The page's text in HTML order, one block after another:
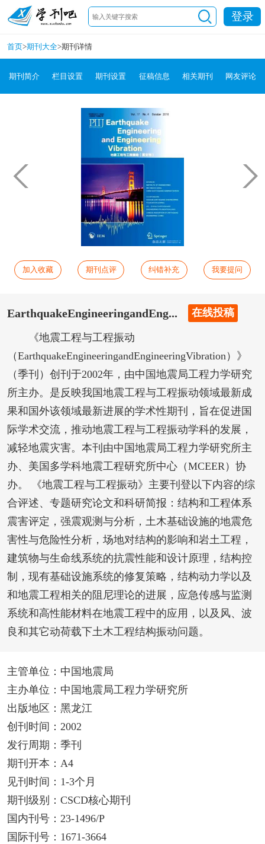
登录
首页>期刊大全>期刊详情
期刊简介 栏目设置 期刊设置 征稿信息 相关期刊 网友评论
加入收藏 期刊点评 纠错补充 我要提问
EarthquakeEngineeringandEng... 在线投稿
《地震工程与工程振动
（EarthquakeEngineeringandEngineeringVibration）》
（季刊）创刊于2002年，由中国地震局工程力学研究
所主办。是反映我国地震工程与工程振动领域最新成
果和国外该领域最新进展的学术性期刊，旨在促进国
际学术交流，推动地震工程与工程振动学科的发展，
减轻地震灾害。本刊由中国地震局工程力学研究所主
办、美国多学科地震工程研究所中心（MCEER）协
办。 《地震工程与工程振动》主要刊登以下内容的综
合评述、专题研究论文和科研简报：结构和工程体系
震害评定，强震观测与分析，土木基础设施的地震危
害性与危险性分析，场地对结构的影响和岩土工程，
建筑物与生命线系统的抗震性能和设计原理，结构控
制，现有基础设施系统的修复策略，结构动力学以及
和地震工程相关的阻尼理论的进展，应急传感与监测
系统和高性能材料在地震工程中的应用，以及风、波
良和其它动荷载下土木工程结构振动问题。
主管单位：中国地震局
主办单位：中国地震局工程力学研究所
出版地区：黑龙江
创刊时间：2002
发行周期：季刊
期刊开本：A4
见刊时间：1-3个月
期刊级别：CSCD核心期刊
国内刊号：23-1496/P
国际刊号：1671-3664